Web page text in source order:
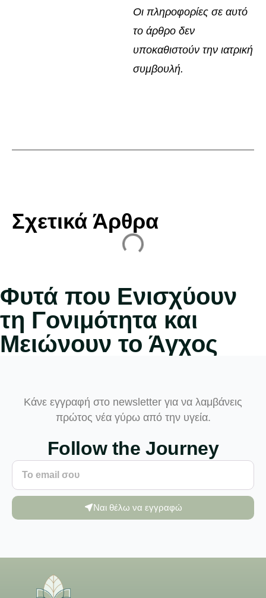
Οι πληροφορίες σε αυτό
το άρθρο δεν
υποκαθιστούν την ιατρική
συμβουλή.
Σχετικά Άρθρα
Φυτά που Ενισχύουν
τη Γονιμότητα και
Μειώνουν το Άγχος
Κάνε εγγραφή στο newsletter για να λαμβάνεις
πρώτος νέα γύρω από την υγεία.
Follow the Journey
Ναι θέλω να εγγραφώ